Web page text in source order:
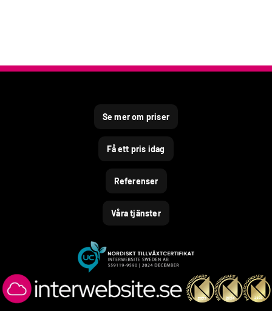
Se mer om priser
Få ett pris idag
Referenser
Våra tjänster